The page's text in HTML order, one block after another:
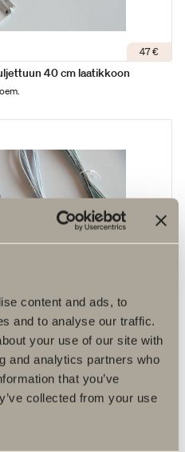
content and ads, to
and to analyse our traffic.
your use of our site with
and analytics partners who
that you’ve
collected from your use
47 €
40 cm laatikkoon
sisään